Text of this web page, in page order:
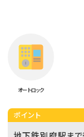
オートロック
ポイント